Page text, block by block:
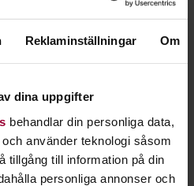
Reklaminställningar Om
dina uppgifter
behandlar din personliga data,
använder teknologi såsom
tillgång till information på din
personliga annonser och